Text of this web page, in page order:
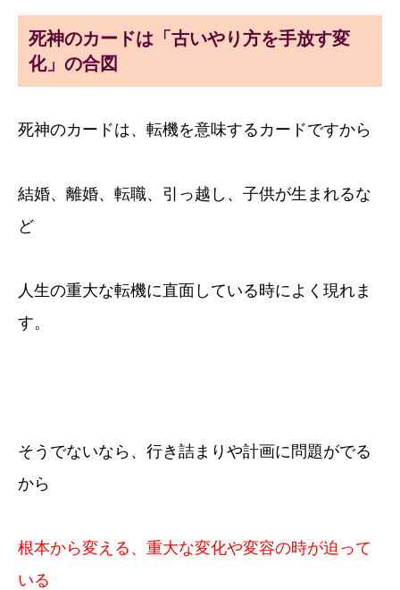
死神のカードは「古いやり方を手放す変
化」の合図
死神のカードは、転機を意味するカードですから
結婚、離婚、転職、引っ越し、子供が生まれるな
ど
人生の重大な転機に直面している時によく現れま
す。
そうでないなら、行き詰まりや計画に問題がでる
から
根本から変える、重大な変化や変容の時が迫って
いる